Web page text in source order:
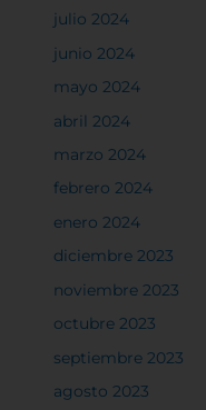
julio 2024
junio 2024
mayo 2024
abril 2024
marzo 2024
febrero 2024
enero 2024
diciembre 2023
noviembre 2023
octubre 2023
septiembre 2023
agosto 2023